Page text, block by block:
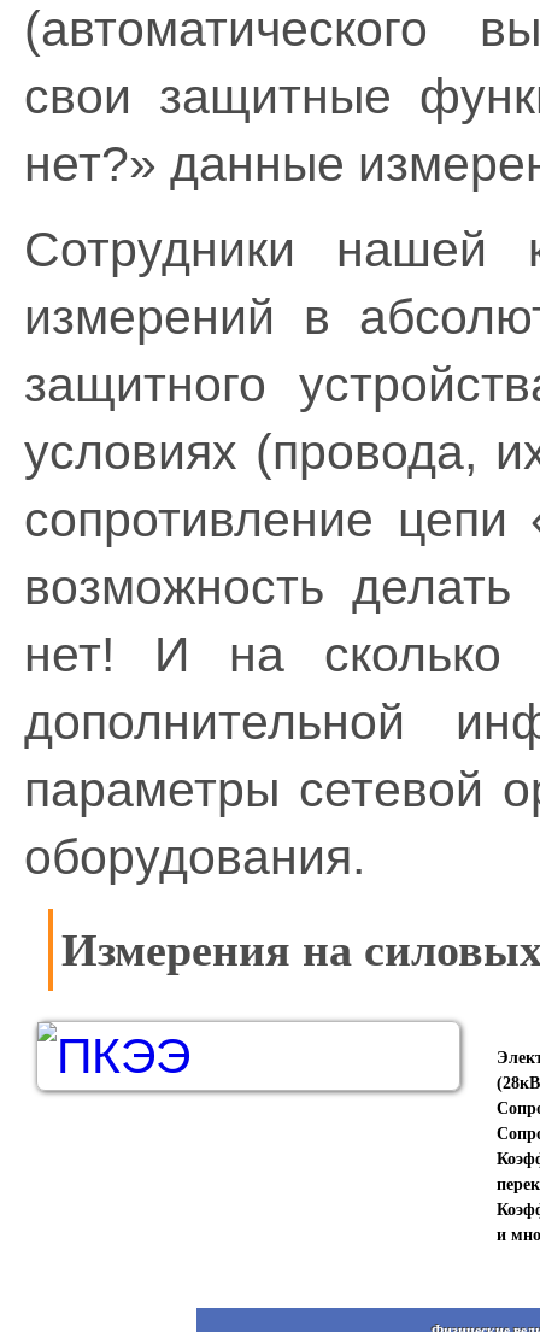
(автоматического
свои защитные
нет?» данные
Сотрудники нашей
измерений в
защитного
условиях (провода,
сопротивление
возможность
нет! И на сколько
дополнительной
параметры сетевой
оборудования.
Измерения на
и